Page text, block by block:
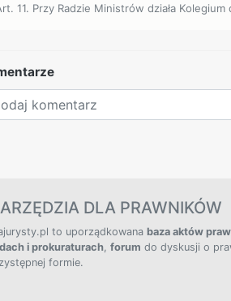
11. Przy Radzie Ministrów działa
DLA PRAWNIKÓW
to uporządkowana baza aktów
i prokuraturach, forum do dyskusji o
formie.